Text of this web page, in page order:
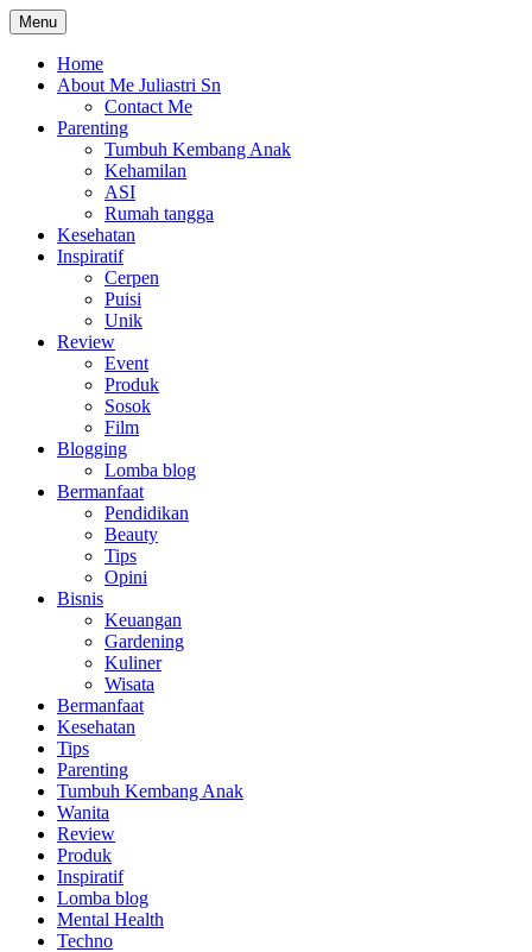
Skip
to
content
The Colorful Life By Juliastri Sn
Lifestyle Blog
Menu
Home
About Me Juliastri Sn
Contact Me
Parenting
Tumbuh Kembang Anak
Kehamilan
ASI
Rumah tangga
Kesehatan
Inspiratif
Cerpen
Puisi
Unik
Review
Event
Produk
Sosok
Film
Blogging
Lomba blog
Bermanfaat
Pendidikan
Beauty
Tips
Opini
Bisnis
Keuangan
Gardening
Kuliner
Wisata
Bermanfaat
Kesehatan
Tips
Parenting
Tumbuh Kembang Anak
Wanita
Review
Produk
Inspiratif
Lomba blog
Mental Health
Techno